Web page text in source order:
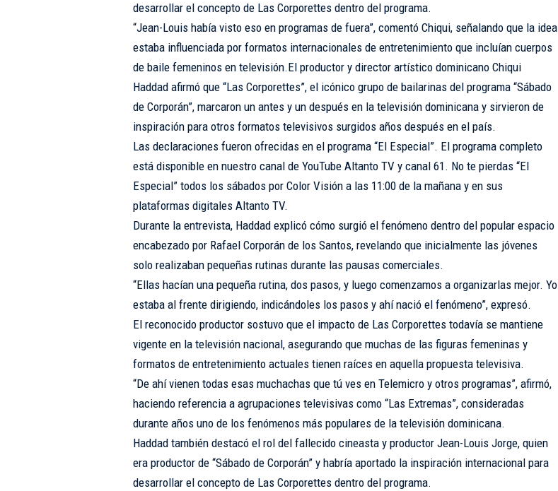
desarrollar el concepto de Las Corporettes dentro del programa.
“Jean-Louis había visto eso en programas de fuera”, comentó Chiqui, señalando que la idea
estaba influenciada por formatos internacionales de entretenimiento que incluían cuerpos
de baile femeninos en televisión.El productor y director artístico dominicano Chiqui
Haddad afirmó que “Las Corporettes”, el icónico grupo de bailarinas del programa “Sábado
de Corporán”, marcaron un antes y un después en la televisión dominicana y sirvieron de
inspiración para otros formatos televisivos surgidos años después en el país.
Las declaraciones fueron ofrecidas en el programa “El Especial”. El programa completo
está disponible en nuestro canal de YouTube Altanto TV y canal 61. No te pierdas “El
Especial” todos los sábados por Color Visión a las 11:00 de la mañana y en sus
plataformas digitales Altanto TV.
Durante la entrevista, Haddad explicó cómo surgió el fenómeno dentro del popular espacio
encabezado por Rafael Corporán de los Santos, revelando que inicialmente las jóvenes
solo realizaban pequeñas rutinas durante las pausas comerciales.
“Ellas hacían una pequeña rutina, dos pasos, y luego comenzamos a organizarlas mejor. Yo
estaba al frente dirigiendo, indicándoles los pasos y ahí nació el fenómeno”, expresó.
El reconocido productor sostuvo que el impacto de Las Corporettes todavía se mantiene
vigente en la televisión nacional, asegurando que muchas de las figuras femeninas y
formatos de entretenimiento actuales tienen raíces en aquella propuesta televisiva.
“De ahí vienen todas esas muchachas que tú ves en Telemicro y otros programas”, afirmó,
haciendo referencia a agrupaciones televisivas como “Las Extremas”, consideradas
durante años uno de los fenómenos más populares de la televisión dominicana.
Haddad también destacó el rol del fallecido cineasta y productor Jean-Louis Jorge, quien
era productor de “Sábado de Corporán” y habría aportado la inspiración internacional para
desarrollar el concepto de Las Corporettes dentro del programa.